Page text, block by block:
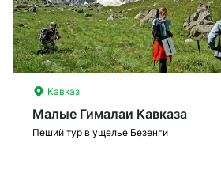
Кавказ
Малые Гималаи Кавказа
Пеший тур в ущелье Безенги